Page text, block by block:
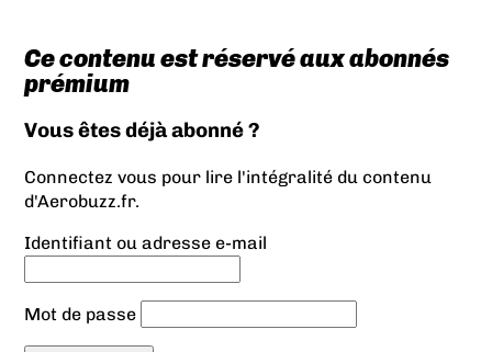
Ce contenu est réservé aux abonnés
prémium
Vous êtes déjà abonné ?
Connectez vous pour lire l'intégralité du contenu
d'Aerobuzz.fr.
Identifiant ou adresse e-mail
Mot de passe